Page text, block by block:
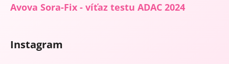
Avova Sora-Fix - víťaz testu ADAC 2024
Instagram